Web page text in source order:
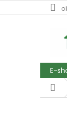
na
E-